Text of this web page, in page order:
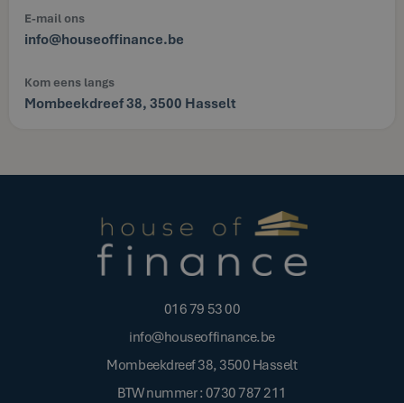
E-mail ons
info@houseoffinance.be
Kom eens langs
Mombeekdreef 38, 3500 Hasselt
016 79 53 00
info@houseoffinance.be
Mombeekdreef 38, 3500 Hasselt
BTW nummer : 0730 787 211